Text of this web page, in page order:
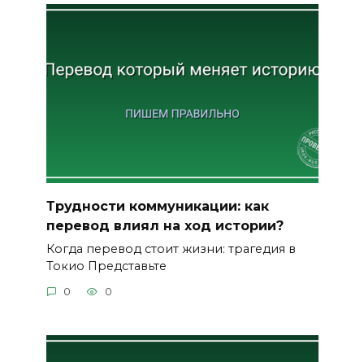
Трудности коммуникации: как
перевод влиял на ход истории?
Когда перевод стоит жизни: трагедия в
Токио Представьте
0 0